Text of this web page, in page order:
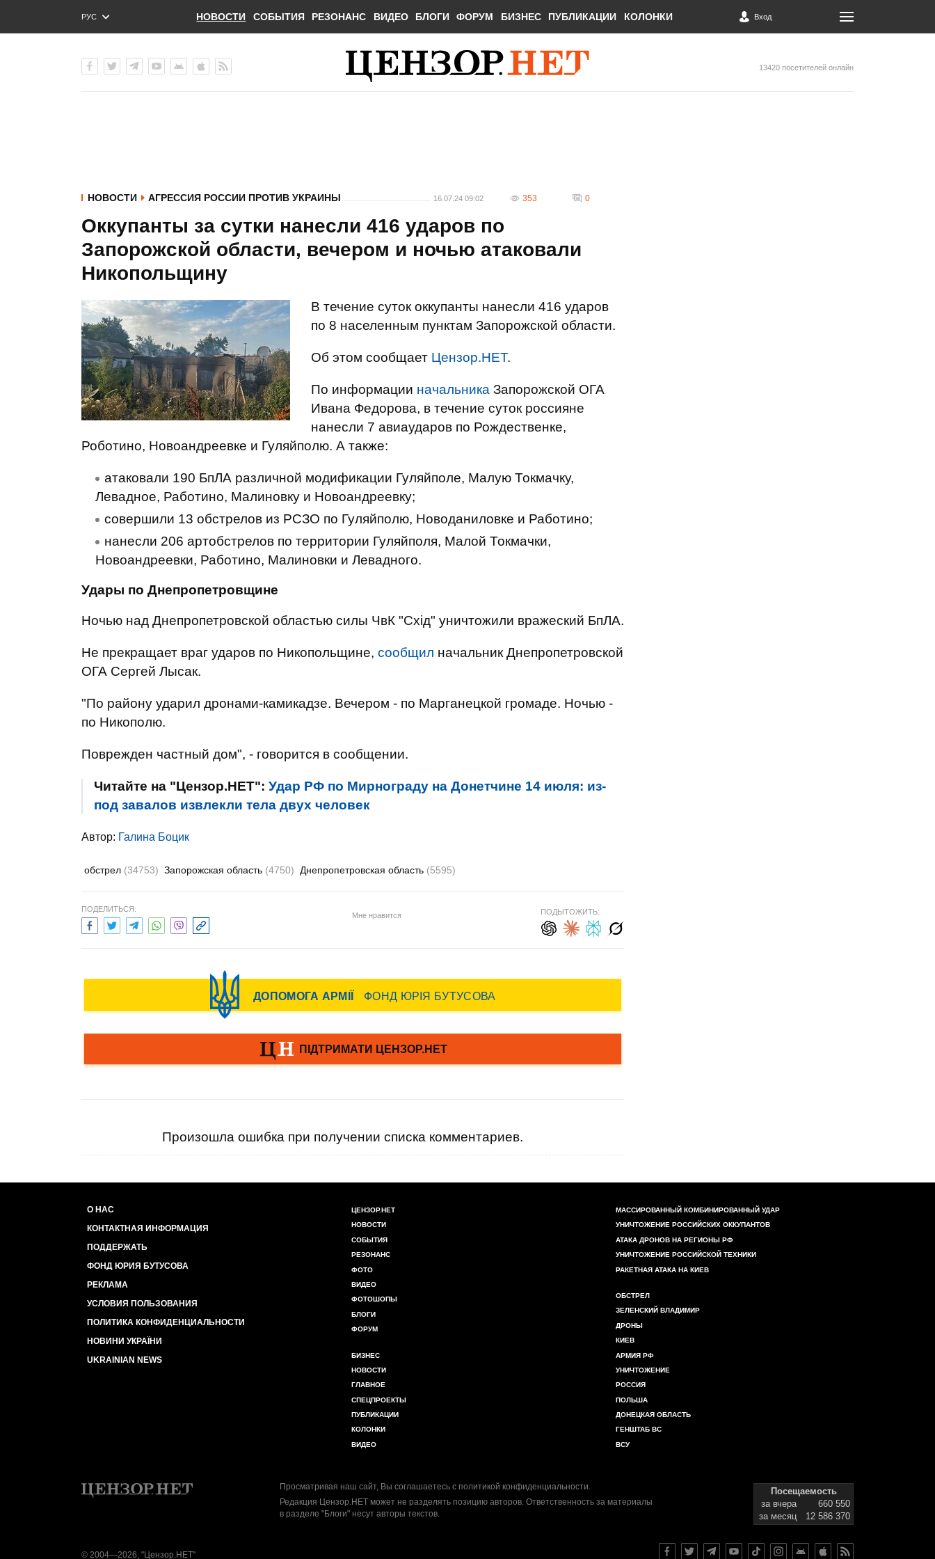
РУС
ENG
НОВОСТИ СОБЫТИЯ РЕЗОНАНС ВИДЕО БЛОГИ ФОРУМ БИЗНЕС ПУБЛИКАЦИИ КОЛОНКИ Вход
13420 посетителей онлайн
НОВОСТИ АГРЕССИЯ РОССИИ ПРОТИВ УКРАИНЫ 16.07.24 09:02 353 0
Оккупанты за сутки нанесли 416 ударов по
Запорожской области, вечером и ночью атаковали
Никопольщину
В течение суток оккупанты нанесли 416 ударов
по 8 населенным пунктам Запорожской области.
Об этом сообщает Цензор.НЕТ.
По информации начальника Запорожской ОГА
Ивана Федорова, в течение суток россияне
нанесли 7 авиаударов по Рождественке,
Роботино, Новоандреевке и Гуляйполю. А также:
атаковали 190 БпЛА различной модификации Гуляйполе, Малую Токмачку,
Левадное, Работино, Малиновку и Новоандреевку;
совершили 13 обстрелов из РСЗО по Гуляйполю, Новоданиловке и Работино;
нанесли 206 артобстрелов по территории Гуляйполя, Малой Токмачки,
Новоандреевки, Работино, Малиновки и Левадного.
Удары по Днепропетровщине
Ночью над Днепропетровской областью силы ЧвК "Схід" уничтожили вражеский БпЛА.
Не прекращает враг ударов по Никопольщине, сообщил начальник Днепропетровской
ОГА Сергей Лысак.
"По району ударил дронами-камикадзе. Вечером - по Марганецкой громаде. Ночью -
по Никополю.
Поврежден частный дом", - говорится в сообщении.
Читайте на "Цензор.НЕТ": Удар РФ по Мирнограду на Донетчине 14 июля: из-
под завалов извлекли тела двух человек
Автор: Галина Боцик
обстрел (34753) Запорожская область (4750) Днепропетровская область (5595)
ПОДЕЛИТЬСЯ:
Мне нравится ПОДЫТОЖИТЬ:
Произошла ошибка при получении списка комментариев.
О НАС
КОНТАКТНАЯ ИНФОРМАЦИЯ
ПОДДЕРЖАТЬ
ФОНД ЮРИЯ БУТУСОВА
РЕКЛАМА
УСЛОВИЯ ПОЛЬЗОВАНИЯ
ПОЛИТИКА КОНФИДЕНЦИАЛЬНОСТИ
НОВИНИ УКРАЇНИ
UKRAINIAN NEWS
ЦЕНЗОР.НЕТ
НОВОСТИ
СОБЫТИЯ
РЕЗОНАНС
ФОТО
ВИДЕО
ФОТОШОПЫ
БЛОГИ
ФОРУМ
БИЗНЕС
НОВОСТИ
ГЛАВНОЕ
СПЕЦПРОЕКТЫ
ПУБЛИКАЦИИ
КОЛОНКИ
ВИДЕО
МАССИРОВАННЫЙ КОМБИНИРОВАННЫЙ УДАР
УНИЧТОЖЕНИЕ РОССИЙСКИХ ОККУПАНТОВ
АТАКА ДРОНОВ НА РЕГИОНЫ РФ
УНИЧТОЖЕНИЕ РОССИЙСКОЙ ТЕХНИКИ
РАКЕТНАЯ АТАКА НА КИЕВ
ОБСТРЕЛ
ЗЕЛЕНСКИЙ ВЛАДИМИР
ДРОНЫ
КИЕВ
АРМИЯ РФ
УНИЧТОЖЕНИЕ
РОССИЯ
ПОЛЬША
ДОНЕЦКАЯ ОБЛАСТЬ
ГЕНШТАБ ВС
ВСУ
Просматривая наш сайт, Вы соглашаетесь с политикой конфиденциальности.
Редакция Цензор.НЕТ может не разделять позицию авторов. Ответственность за материалы
в разделе "Блоги" несут авторы текстов.
Посещаемость
за вчера
660 550
за месяц
12 586 370
© 2004—2026, "Цензор.НЕТ"